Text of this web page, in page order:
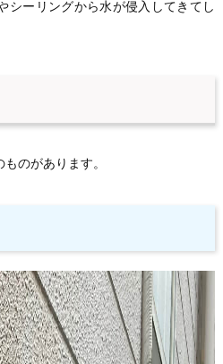
シーリングから水が侵入してきてし
のがあります。